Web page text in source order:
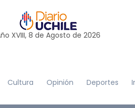
XVIII, 8 de Agosto de 2026
Cultura Opinión Deportes